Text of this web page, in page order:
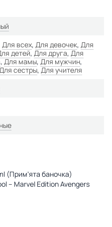
Для всех, Для девочек, Для
детей, Для друга,Для
,Для мамы,Для мужчин,
сестры,Для учителя
(Примʼята баночка)
– Marvel Edition Avengers